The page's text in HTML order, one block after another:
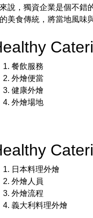
說，獨資企業是個不錯
美食傳統，將當地風味
餐飲服務
外燴便當
健康外燴
外燴場地
日本料理外燴
外燴人員
外燴流程
義大利料理外燴